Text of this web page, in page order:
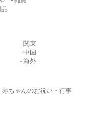
品
関東
中国
海外
赤ちゃんのお祝い・行事